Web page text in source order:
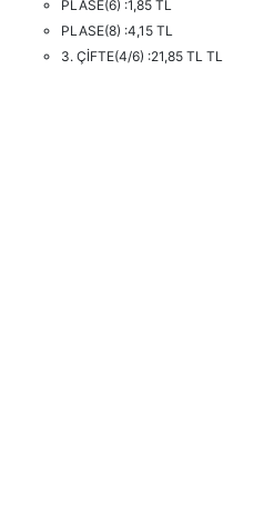
PLASE(6) :1,85 TL
PLASE(8) :4,15 TL
3. ÇİFTE(4/6) :21,85 TL TL